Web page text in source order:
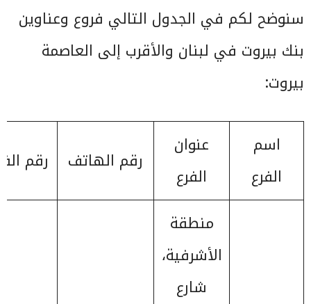
سنوضح لكم في الجدول التالي فروع وعناوين
بنك بيروت في لبنان والأقرب إلى العاصمة
بيروت:
اسم
الفرع
عنوان
الفرع
رقم الهاتف رقم
منطقة
الأشرفية،
شارع